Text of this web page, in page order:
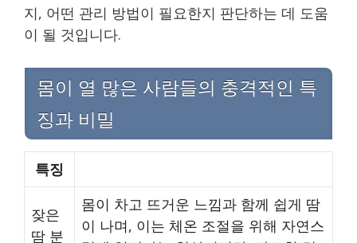
지, 어떤 관리 방법이 필요한지 판단하는 데 도움
이 될 것입니다.
몸이 열 많은 사람들의 충격적인 특
징과 비밀
특징
잦은
땀 분
몸이 차고 뜨거운 느낌과 함께 쉽게 땀
이 나며, 이는 체온 조절을 위해 자연스